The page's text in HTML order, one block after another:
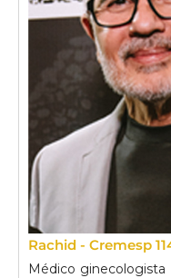
Rachid - Cremesp
Médico